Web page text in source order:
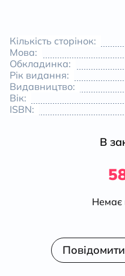
Кількість сторінок:
Мова:
Обкладинка:
Рік видання:
Видавництво:
Вік:
ISBN:
В
Немає